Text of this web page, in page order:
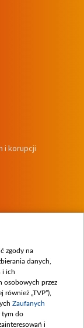
i korupcji
zgody na
danych,
i ich
osobowych przez
„TVP”),
Zaufanych
tym do
i